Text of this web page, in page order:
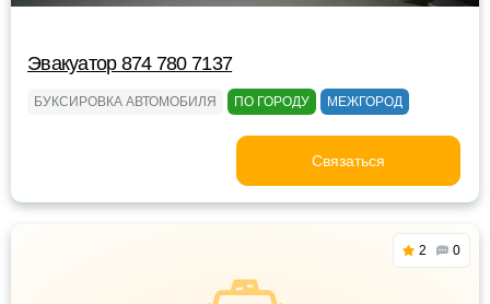
Эвакуатор 874 780 7137
БУКСИРОВКА АВТОМОБИЛЯ ПО ГОРОДУ МЕЖГОРОД
Связаться
2 0